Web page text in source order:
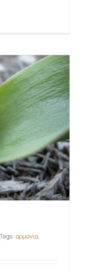
Tags:αρμονία,